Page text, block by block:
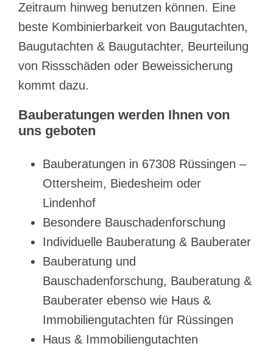
Zeitraum hinweg benutzen können. Eine
beste Kombinierbarkeit von Baugutachten,
Baugutachten & Baugutachter, Beurteilung
von Rissschäden oder Beweissicherung
kommt dazu.
Bauberatungen werden Ihnen von
uns geboten
Bauberatungen in 67308 Rüssingen –
Ottersheim, Biedesheim oder
Lindenhof
Besondere Bauschadenforschung
Individuelle Bauberatung & Bauberater
Bauberatung und
Bauschadenforschung, Bauberatung &
Bauberater ebenso wie Haus &
Immobiliengutachten für Rüssingen
Haus & Immobiliengutachten